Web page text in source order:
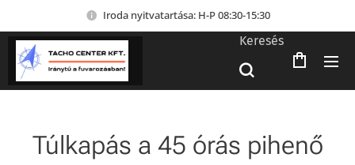
Iroda nyitvatartása: H-P 08:30-15:30
Keresés
Túlkapás a 45 órás pihenő